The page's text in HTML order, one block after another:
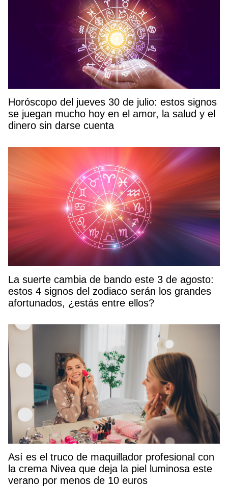
Horóscopo del jueves 30 de julio: estos signos
se juegan mucho hoy en el amor, la salud y el
dinero sin darse cuenta
La suerte cambia de bando este 3 de agosto:
estos 4 signos del zodiaco serán los grandes
afortunados, ¿estás entre ellos?
Así es el truco de maquillador profesional con
la crema Nivea que deja la piel luminosa este
verano por menos de 10 euros